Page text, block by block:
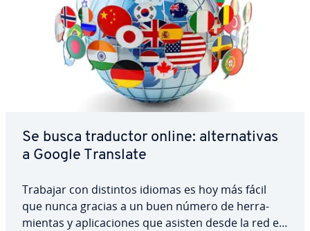
Se busca traductor online: al­te­r­na­ti­vas
a Google Translate
Trabajar con distintos idiomas es hoy más fácil
que nunca gracias a un buen número de he­rra­
mie­n­tas y apli­ca­cio­nes que asisten desde la red en